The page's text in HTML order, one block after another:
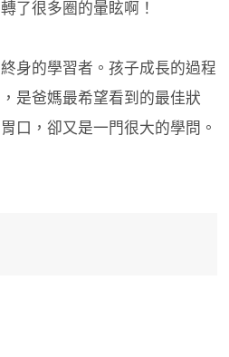
了很多圈的暈眩啊！
身的學習者。孩子成長的過程
是爸媽最希望看到的最佳狀
口，卻又是一門很大的學問。